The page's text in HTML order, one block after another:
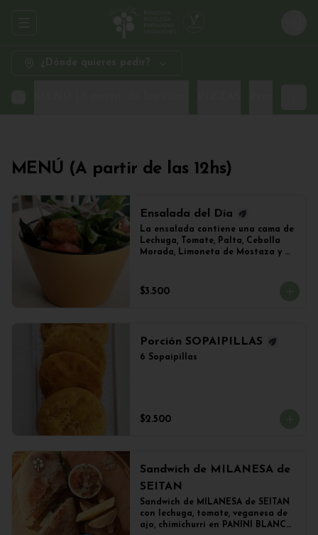
MENÚ (A partir de las 12hs)
Ensalada del Día
La ensalada contiene una cama de
Lechuga, Tomate, Palta, Cebolla
Morada, Limoneta de Mostaza y
o Falafel.
$3.500
Porción SOPAIPILLAS
6 Sopaipillas
$2.500
Sandwich de MILANESA de
SEITAN
Sandwich de MILANESA de SEITAN
con lechuga, tomate, veganesa de
ajo, chimichurri en PANINI BLANCO